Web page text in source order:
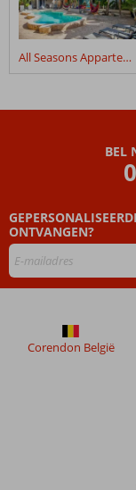
All Seasons Appartementen
BEL
ONTVANGEN?
Corendon België